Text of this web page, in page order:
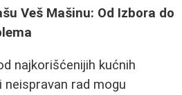
Veš Mašinu: Od Izbora do
najkorišćenijih kućnih
neispravan rad mogu